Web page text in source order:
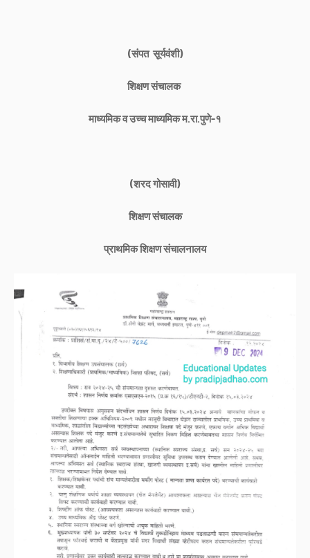
(संपत सूर्यवंशी)
शिक्षण संचालक
माध्यमिक व उच्च माध्यमिक म.रा.पुणे-१
(शरद गोसावी)
शिक्षण संचालक
प्राथमिक शिक्षण संचालनालय